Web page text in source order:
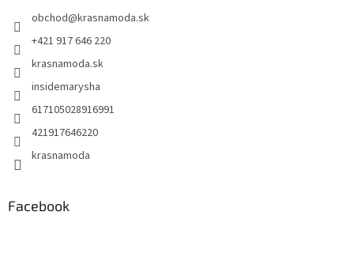
obchod@krasnamoda.sk
+421 917 646 220
krasnamoda.sk
insidemarysha
617105028916991
421917646220
krasnamoda
Facebook